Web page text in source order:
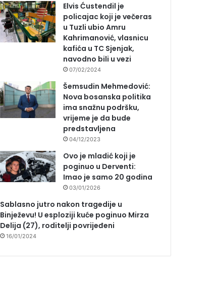
Elvis Ćustendil je
policajac koji je večeras
u Tuzli ubio Amru
Kahrimanović, vlasnicu
kafića u TC Sjenjak,
navodno bili u vezi
07/02/2024
Šemsudin Mehmedović:
Nova bosanska politika
ima snažnu podršku,
vrijeme je da bude
predstavljena
04/12/2023
Ovo je mladić koji je
poginuo u Derventi:
Imao je samo 20 godina
03/01/2026
Sablasno jutro nakon tragedije u
Binježevu! U esploziji kuće poginuo Mirza
Delija (27), roditelji povrijeđeni
16/01/2024